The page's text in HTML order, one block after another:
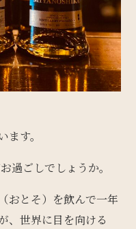
す。
過ごしでしょうか。
おとそ）を飲んで一年
、世界に目を向ける